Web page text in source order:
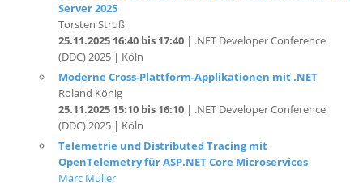
25.11.2025 16:40 bis 17:40
(DDC) 2025 | Köln
Moderne Cross-Plattform-Applikationen mit .NET
Roland König
25.11.2025 15:10 bis 16:10| .NET Developer Conference
(DDC) 2025 | Köln
Telemetrie und Distributed Tracing mit
OpenTelemetry für ASP.NET Core Microservices
Marc Müller
25.11.2025 15:10 bis 16:10| .NET Developer Conference
(DDC) 2025 | Köln